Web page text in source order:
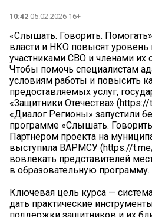
10:42 05.02.2026 16+
«Слышать. Говорить.
власти и НКО повысят
участниками СВО и членами их
Чтобы помочь специалистам
условиям работы и повысить
предоставляемых услуг,
«Защитники Отечества»
«Диалог Регионы» запустили
программе «Слышать.
Партнером проекта на
выступила ВАРМСУ (https://
вовлекать представителей
в образовательную программу.
Ключевая цель курса —
дать практические